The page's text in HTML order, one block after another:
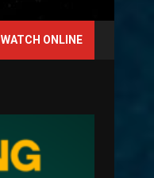
WATCH ONLINE